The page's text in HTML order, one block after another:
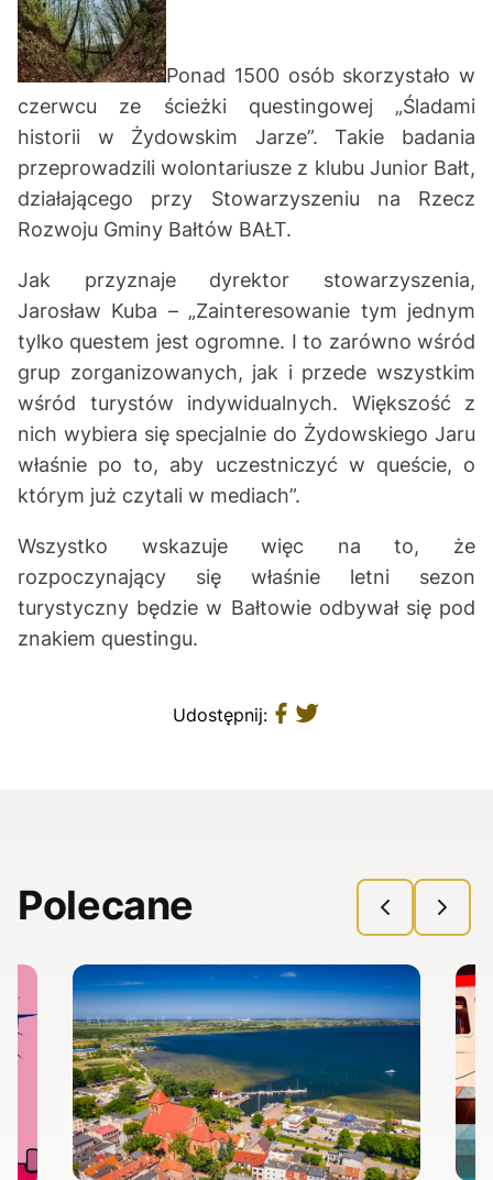
Ponad 1500 osób skorzystało w
czerwcu ze ścieżki questingowej „Śladami
historii w Żydowskim Jarze”. Takie badania
przeprowadzili wolontariusze z klubu Junior Bałt,
działającego przy Stowarzyszeniu na Rzecz
Rozwoju Gminy Bałtów BAŁT.
Jak przyznaje dyrektor stowarzyszenia,
Jarosław Kuba – „Zainteresowanie tym jednym
tylko questem jest ogromne. I to zarówno wśród
grup zorganizowanych, jak i przede wszystkim
wśród turystów indywidualnych. Większość z
nich wybiera się specjalnie do Żydowskiego Jaru
właśnie po to, aby uczestniczyć w queście, o
którym już czytali w mediach”.
Wszystko wskazuje więc na to, że
rozpoczynający się właśnie letni sezon
turystyczny będzie w Bałtowie odbywał się pod
znakiem questingu.
Udostępnij:
Polecane